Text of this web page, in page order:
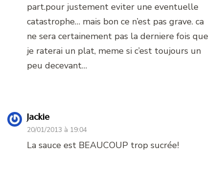
part.pour justement eviter une eventuelle
catastrophe… mais bon ce n’est pas grave. ca
ne sera certainement pas la derniere fois que
je raterai un plat, meme si c’est toujours un
peu decevant…
Jackie
20/01/2013 à 19:04
La sauce est BEAUCOUP trop sucrée!